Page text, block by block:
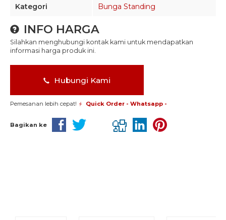
Kategori Bunga Standing
INFO HARGA
Silahkan menghubungi kontak kami untuk mendapatkan
informasi harga produk ini.
Hubungi Kami
Pemesanan lebih cepat! Quick Order - Whatsapp -
Bagikan ke